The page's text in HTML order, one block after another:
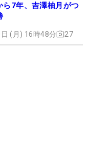
7年、吉澤柚月がつ
(月) 16時48分 27